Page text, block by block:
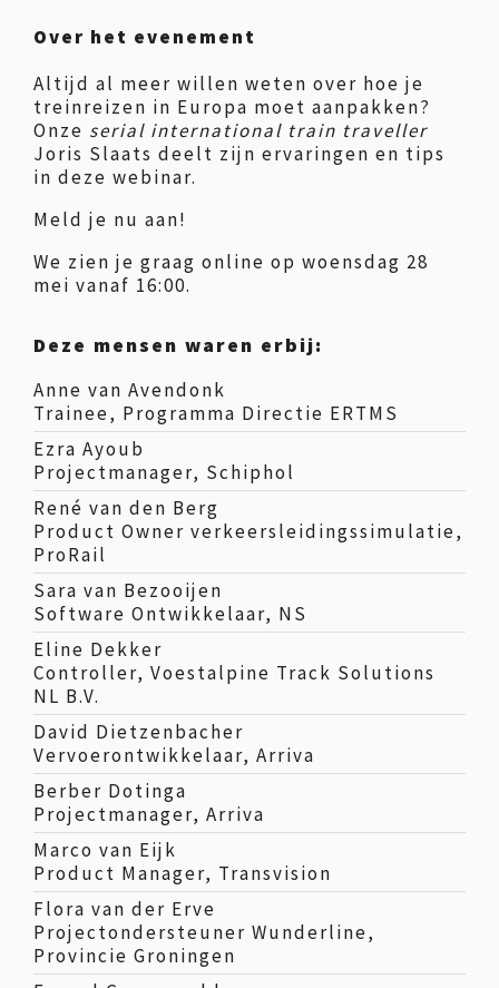
Over het evenement
Altijd al meer willen weten over hoe je
treinreizen in Europa moet aanpakken?
Onze serial international train traveller
Joris Slaats deelt zijn ervaringen en tips
in deze webinar.
Meld je nu aan!
We zien je graag online op woensdag 28
mei vanaf 16:00.
Deze mensen waren erbij:
Anne van Avendonk
Trainee, Programma Directie ERTMS
Ezra Ayoub
Projectmanager, Schiphol
René van den Berg
Product Owner verkeersleidingssimulatie,
ProRail
Sara van Bezooijen
Software Ontwikkelaar, NS
Eline Dekker
Controller, Voestalpine Track Solutions
NL B.V.
David Dietzenbacher
Vervoerontwikkelaar, Arriva
Berber Dotinga
Projectmanager, Arriva
Marco van Eijk
Product Manager, Transvision
Flora van der Erve
Projectondersteuner Wunderline,
Provincie Groningen